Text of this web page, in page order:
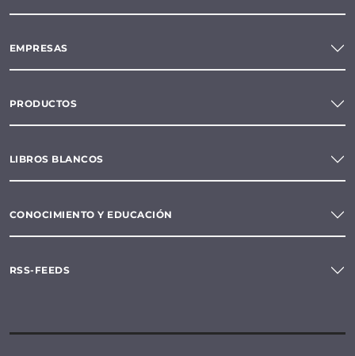
EMPRESAS
PRODUCTOS
LIBROS BLANCOS
CONOCIMIENTO Y EDUCACIÓN
RSS-FEEDS